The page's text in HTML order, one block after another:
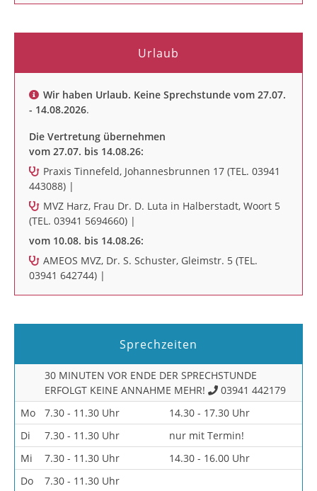
Urlaub
Wir haben Urlaub. Keine Sprechstunde vom 27.07.
- 14.08.2026.
Die Vertretung übernehmen
vom 27.07. bis 14.08.26:
Praxis Tinnefeld, Johannesbrunnen 17 (TEL. 03941
443088) |
MVZ Harz, Frau Dr. D. Luta in Halberstadt, Woort 5
(TEL. 03941 5694660) |
vom 10.08. bis 14.08.26:
AMEOS MVZ, Dr. S. Schuster, Gleimstr. 5 (TEL.
03941 642744) |
Sprechzeiten
30 MINUTEN VOR ENDE DER SPRECHSTUNDE
ERFOLGT KEINE ANNAHME MEHR!
03941 442179
Mo
7.30 - 11.30 Uhr
14.30 - 17.30 Uhr
Di
7.30 - 11.30 Uhr
nur mit Termin!
Mi
7.30 - 11.30 Uhr
14.30 - 16.00 Uhr
Do
7.30 - 11.30 Uhr